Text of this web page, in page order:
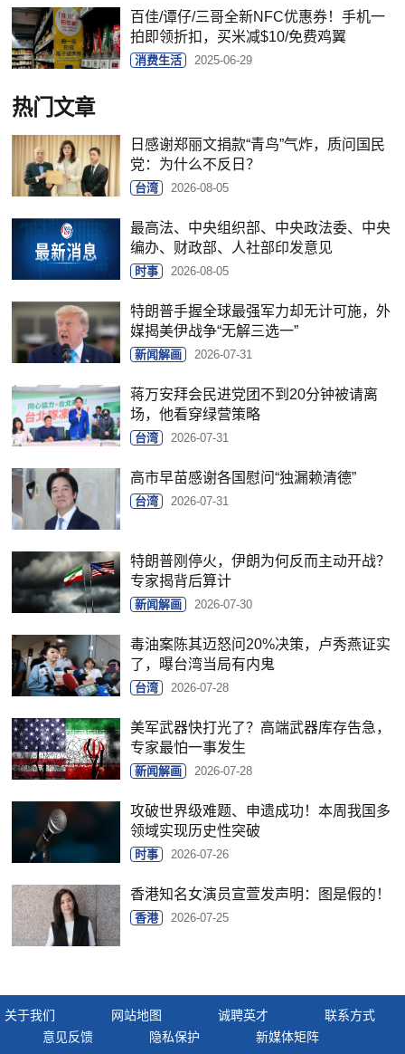
百佳/谭仔/三哥全新NFC优惠券！手机一
拍即领折扣，买米减$10/免费鸡翼
消费生活 2025-06-29
热门文章
日感谢郑丽文捐款“青鸟”气炸，质问国民
党：为什么不反日？
台湾 2026-08-05
最高法、中央组织部、中央政法委、中央
编办、财政部、人社部印发意见
时事 2026-08-05
特朗普手握全球最强军力却无计可施，外
媒揭美伊战争“无解三选一”
新闻解画 2026-07-31
蒋万安拜会民进党团不到20分钟被请离
场，他看穿绿营策略
台湾 2026-07-31
高市早苗感谢各国慰问“独漏赖清德”
台湾 2026-07-31
特朗普刚停火，伊朗为何反而主动开战？
专家揭背后算计
新闻解画 2026-07-30
毒油案陈其迈怒问20%决策，卢秀燕证实
了，曝台湾当局有内鬼
台湾 2026-07-28
美军武器快打光了？高端武器库存告急，
专家最怕一事发生
新闻解画 2026-07-28
攻破世界级难题、申遗成功！本周我国多
领域实现历史性突破
时事 2026-07-26
香港知名女演员宣萱发声明：图是假的！
香港 2026-07-25
关于我们 网站地图 诚聘英才
联系方式
意见反馈
隐私保护 新媒体矩阵